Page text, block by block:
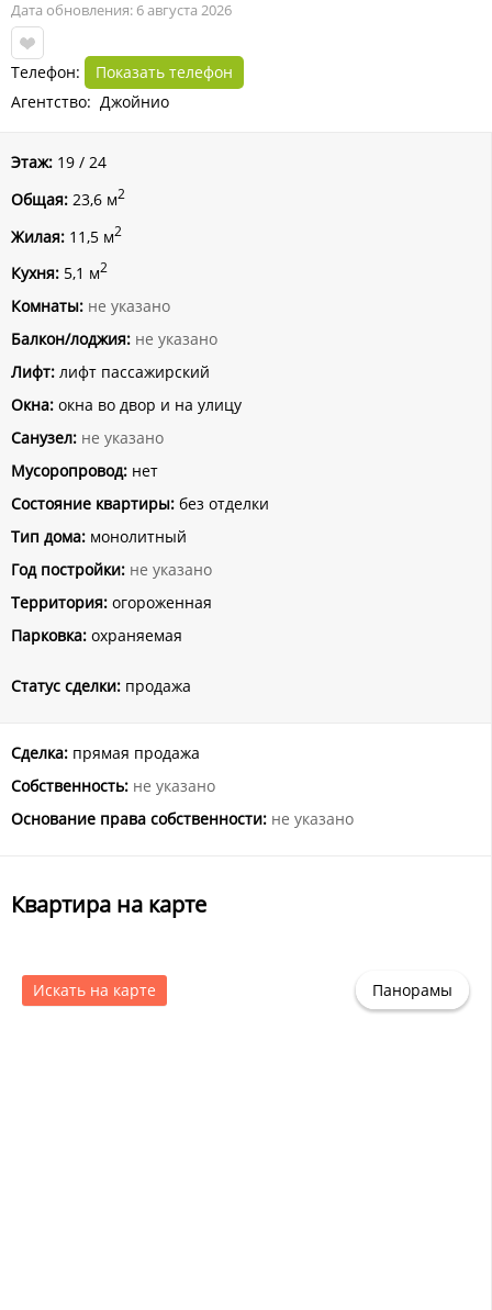
Дата обновления: 6 августа 2026
Телефон:
Показать телефон
Агентство: Джойнио
Этаж: 19 / 24
Общая: 23,6 м2
Жилая: 11,5 м2
Кухня: 5,1 м2
Комнаты: не указано
Балкон/лоджия: не указано
Лифт: лифт пассажирский
Окна: окна во двор и на улицу
Санузел: не указано
Мусоропровод: нет
Состояние квартиры: без отделки
Тип дома: монолитный
Год постройки: не указано
Территория: огороженная
Парковка: охраняемая
Статус сделки: продажа
Сделка: прямая продажа
Собственность: не указано
Основание права собственности: не указано
Квартира на карте
Искать на карте Панорамы